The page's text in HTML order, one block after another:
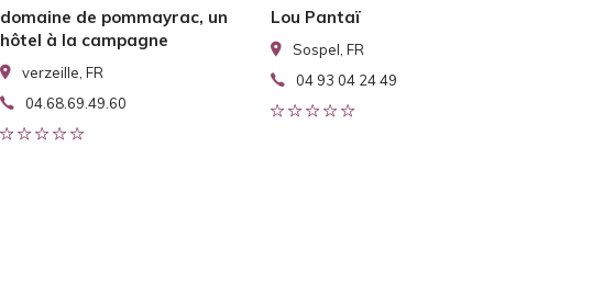
domaine de pommayrac, un
hôtel à la campagne
verzeille, FR
04.68.69.49.60
Lou Pantaï
Sospel, FR
04 93 04 24 49